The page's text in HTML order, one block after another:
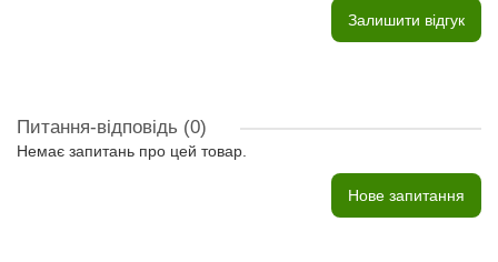
Залишити відгук
Питання-відповідь (0)
Немає запитань про цей товар.
Нове запитання